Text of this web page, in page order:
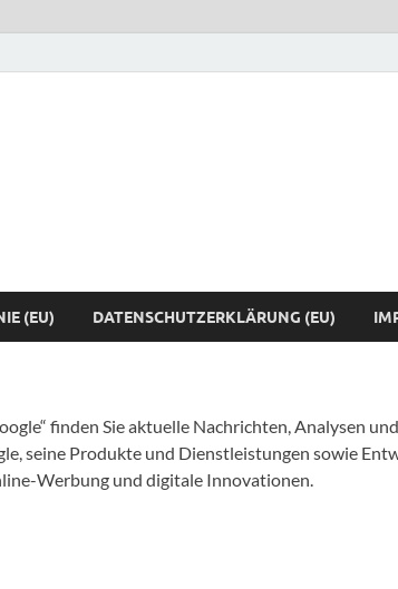
(EU) DATENSCHUTZERKLÄRUNG (EU)
finden Sie aktuelle Nachrichten, Analysen
seine Produkte und Dienstleistungen sowie
Werbung und digitale Innovationen.